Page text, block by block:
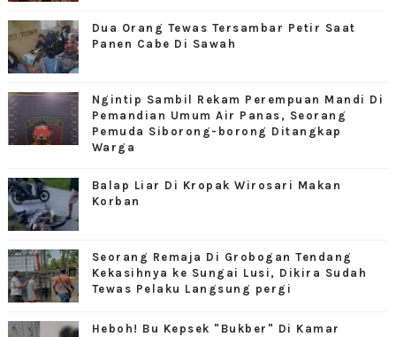
Dua Orang Tewas Tersambar Petir Saat
Panen Cabe Di Sawah
Ngintip Sambil Rekam Perempuan Mandi Di
Pemandian Umum Air Panas, Seorang
Pemuda Siborong-borong Ditangkap
Warga
Balap Liar Di Kropak Wirosari Makan
Korban
Seorang Remaja Di Grobogan Tendang
Kekasihnya ke Sungai Lusi, Dikira Sudah
Tewas Pelaku Langsung pergi
Heboh! Bu Kepsek "Bukber" Di Kamar